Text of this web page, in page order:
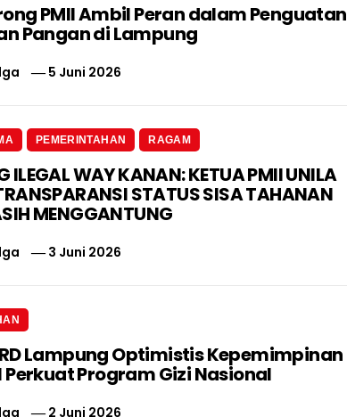
PMII Ambil Peran dalam Penguatan
Pangan di Lampung
5 Juni 2026
PEMERINTAHAN RAGAM
ILEGAL WAY KANAN: KETUA PMII UNILA
STATUS SISA TAHANAN
MENGGANTUNG
3 Juni 2026
Lampung Optimistis Kepemimpinan
Perkuat Program Gizi Nasional
2 Juni 2026